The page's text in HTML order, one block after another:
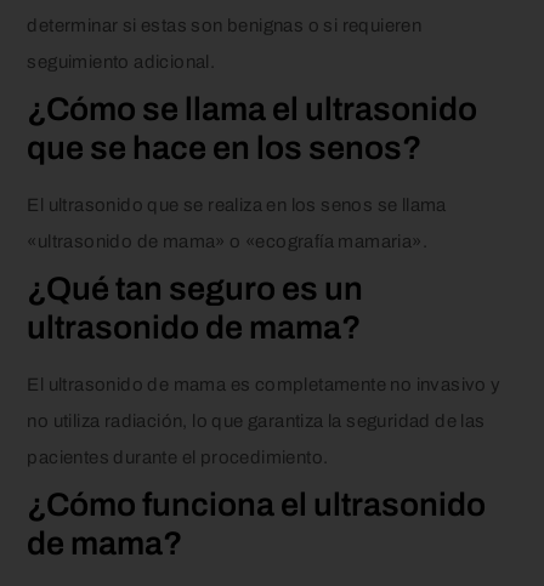
determinar si estas son benignas o si requieren
seguimiento adicional.
¿Cómo se llama el ultrasonido
que se hace en los senos?
El ultrasonido que se realiza en los senos se llama
«ultrasonido de mama» o «ecografía mamaria».
¿Qué tan seguro es un
ultrasonido de mama?
El ultrasonido de mama es completamente no invasivo y
no utiliza radiación, lo que garantiza la seguridad de las
pacientes durante el procedimiento.
¿Cómo funciona el ultrasonido
de mama?